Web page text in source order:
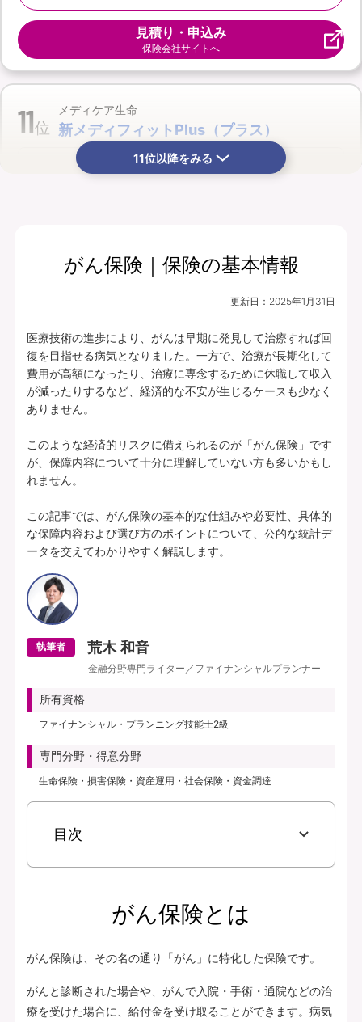
見積り・申込み
保険会社サイトへ
11位
メディケア生命
新メディフィットPlus（プラス）
月払保険料
保険期間
プランの中身を見る
所定の理由に該当されたとき、複数種類の
一時給付金をそれぞれお支払いします（そ
各特定疾病それぞれ、初回のお支払金額を
上乗せしてお支払いすることができます。
【特定３疾病Bプラン(25)】特定３疾病保障型(Ⅰ型) | 基本給付金額：50万円 |
初回上乗せ基本給付金額：0円 | 特定３疾病保険料払込免除特約(25)(Ⅰ型) ：付
加 | 保険期間：終身 | 保険料払込期間：終身 | 募集文書番号：HP-M353-772-
26019317(2025.12.16)
無料で相談予約
11位以降をみる
がん保険｜保険の基本情報
更新日： 2025年1月31日
医療技術の進歩により、がんは早期に発見して治療すれば回
復を目指せる病気となりました。一方で、治療が長期化して
費用が高額になったり、治療に専念するために休職して収入
が減ったりするなど、経済的な不安が生じるケースも少なく
ありません。
このような経済的リスクに備えられるのが「がん保険」です
が、保障内容について十分に理解していない方も多いかもし
れません。
この記事では、がん保険の基本的な仕組みや必要性、具体的
な保障内容および選び方のポイントについて、公的な統計デ
ータを交えてわかりやすく解説します。
執筆者 荒木 和音
金融分野専門ライター／ファイナンシャルプランナー
所有資格
ファイナンシャル・プランニング技能士2級
専門分野・得意分野
生命保険・損害保険・資産運用・社会保険・資金調達
目次
がん保険とは
がん保険は、その名の通り「がん」に特化した保険です。
がんと診断された場合や、がんで入院・手術・通院などの治
療を受けた場合に、給付金を受け取ることができます。病気